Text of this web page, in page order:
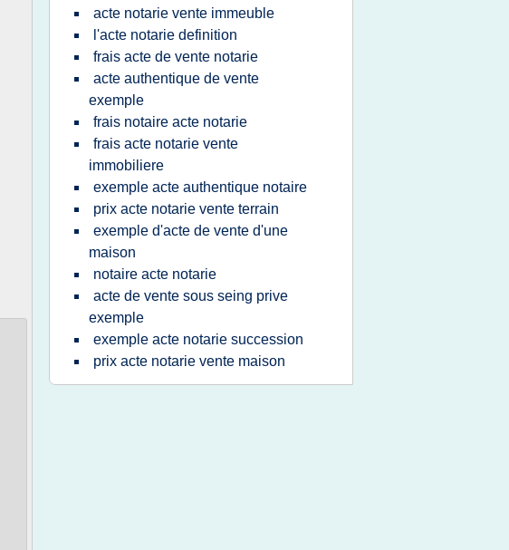
acte notarie vente immeuble
l'acte notarie definition
frais acte de vente notarie
acte authentique de vente
exemple
frais notaire acte notarie
frais acte notarie vente
immobiliere
exemple acte authentique notaire
prix acte notarie vente terrain
exemple d'acte de vente d'une
maison
notaire acte notarie
acte de vente sous seing prive
exemple
exemple acte notarie succession
prix acte notarie vente maison